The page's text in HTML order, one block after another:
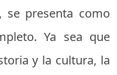
se presenta como
Ya sea que
y la cultura, la